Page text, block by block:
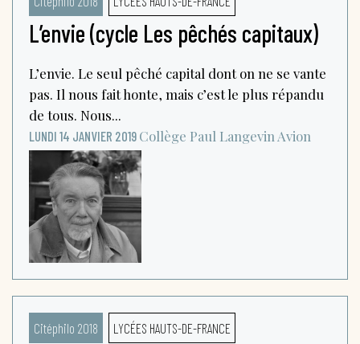
L’envie (cycle Les pêchés capitaux)
L’envie. Le seul pêché capital dont on ne se vante
pas. Il nous fait honte, mais c’est le plus répandu
de tous. Nous...
LUNDI 14 JANVIER 2019 Collège Paul Langevin Avion
Citéphilo 2018 LYCÉES HAUTS-DE-FRANCE